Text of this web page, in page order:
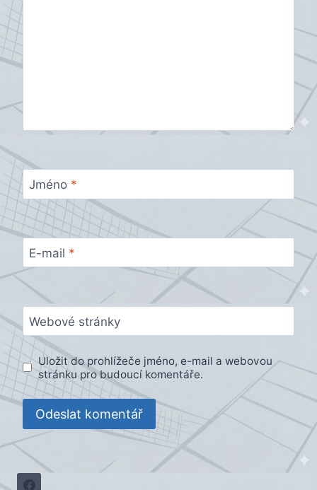
Jméno *
E-mail *
Webové stránky
Uložit do prohlížeče jméno, e-mail a webovou
stránku pro budoucí komentáře.